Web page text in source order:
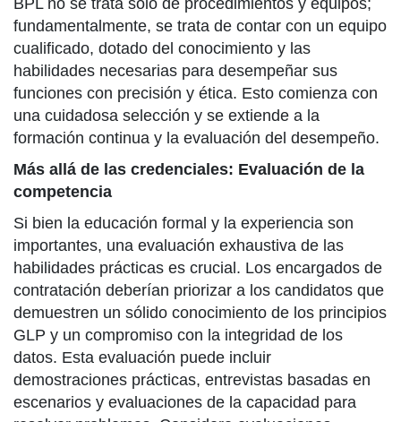
BPL no se trata solo de procedimientos y equipos;
fundamentalmente, se trata de contar con un equipo
cualificado, dotado del conocimiento y las
habilidades necesarias para desempeñar sus
funciones con precisión y ética. Esto comienza con
una cuidadosa selección y se extiende a la
formación continua y la evaluación del desempeño.
Más allá de las credenciales: Evaluación de la
competencia
Si bien la educación formal y la experiencia son
importantes, una evaluación exhaustiva de las
habilidades prácticas es crucial. Los encargados de
contratación deberían priorizar a los candidatos que
demuestren un sólido conocimiento de los principios
GLP y un compromiso con la integridad de los
datos. Esta evaluación puede incluir
demostraciones prácticas, entrevistas basadas en
escenarios y evaluaciones de la capacidad para